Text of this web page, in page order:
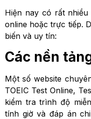
Hiện nay có rất
online hoặc trực tiếp.
biến và uy tín:
Các nền
Một số website
TOEIC Test Online,
kiểm tra trình độ
tính giờ và đáp án